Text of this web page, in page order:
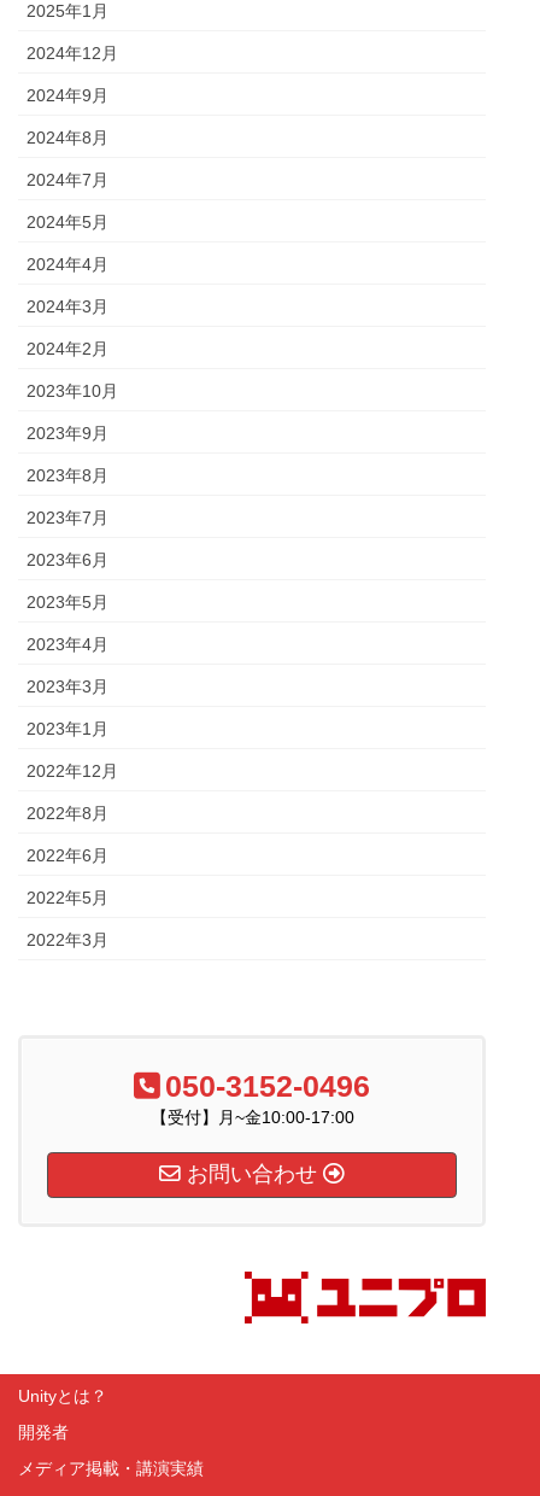
2025年1月
2024年12月
2024年9月
2024年8月
2024年7月
2024年5月
2024年4月
2024年3月
2024年2月
2023年10月
2023年9月
2023年8月
2023年7月
2023年6月
2023年5月
2023年4月
2023年3月
2023年1月
2022年12月
2022年8月
2022年6月
2022年5月
2022年3月
050-3152-0496
【受付】月~金10:00-17:00
お問い合わせ
Unityとは？
開発者
メディア掲載・講演実績